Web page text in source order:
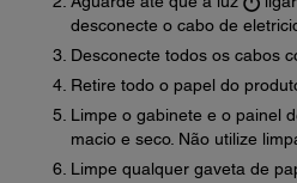
desconecte o cabo de
Desconecte todos os cabos
Retire todo o papel do
Limpe o gabinete e o painel
macio e seco. Não utilize
Limpe qualquer gaveta de